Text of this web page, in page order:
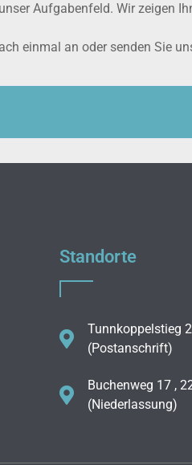
Aufgabenfeld. Wir zeigen
einmal an oder senden Sie
Standorte
Tunnkoppelstieg
(Postanschrift)
Buchenweg 17 ,
(Niederlassung)